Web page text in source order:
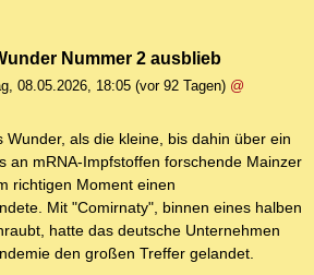
Nummer 2 ausblieb
08.05.2026, 18:05 (vor 92 Tagen) @
Wunder, als die kleine, bis dahin über ein
an mRNA-Impfstoffen forschende Mainzer
richtigen Moment einen
Mit "Comirnaty", binnen eines halben
hatte das deutsche Unternehmen
den großen Treffer gelandet.